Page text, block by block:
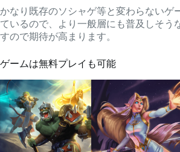
かなり既存のソシャゲ等と変わらないゲ
ているので、より一般層にも普及しそう
すので期待が高まります。
ゲームは無料プレイも可能